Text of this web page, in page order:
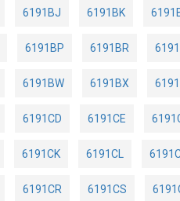
6191BJ 6191BK
6191BP 6191BR
6191BW 6191BX
6191CD 6191CE
6191CK 6191CL
6191CR 6191CS